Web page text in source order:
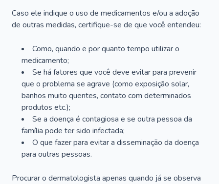
Caso ele indique o uso de medicamentos e/ou a adoção
de outras medidas, certifique-se de que você entendeu:
Como, quando e por quanto tempo utilizar o
medicamento;
Se há fatores que você deve evitar para prevenir
que o problema se agrave (como exposição solar,
banhos muito quentes, contato com determinados
produtos etc.);
Se a doença é contagiosa e se outra pessoa da
família pode ter sido infectada;
O que fazer para evitar a disseminação da doença
para outras pessoas.
Procurar o dermatologista apenas quando já se observa